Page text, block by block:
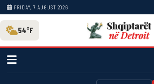
FRIDAY, 7 AUGUST 2026
54°F